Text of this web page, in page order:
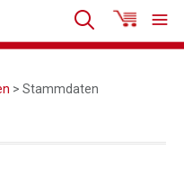
> Stammdaten